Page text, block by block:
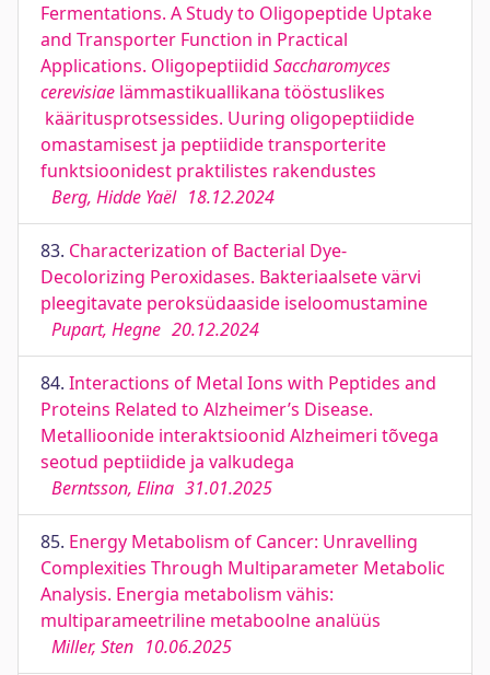
Fermentations. A Study to Oligopeptide Uptake
and Transporter Function in Practical
Applications. Oligopeptiidid Saccharomyces
cerevisiae lämmastikuallikana tööstuslikes
kääritusprotsessides. Uuring oligopeptiidide
omastamisest ja peptiidide transporterite
funktsioonidest praktilistes rakendustes
Berg, Hidde Yaël 18.12.2024
83. Characterization of Bacterial Dye-
Decolorizing Peroxidases. Bakteriaalsete värvi
pleegitavate peroksüdaaside iseloomustamine
Pupart, Hegne 20.12.2024
84. Interactions of Metal Ions with Peptides and
Proteins Related to Alzheimer’s Disease.
Metallioonide interaktsioonid Alzheimeri tõvega
seotud peptiidide ja valkudega
Berntsson, Elina 31.01.2025
85. Energy Metabolism of Cancer: Unravelling
Complexities Through Multiparameter Metabolic
Analysis. Energia metabolism vähis:
multiparameetriline metaboolne analüüs
Miller, Sten 10.06.2025